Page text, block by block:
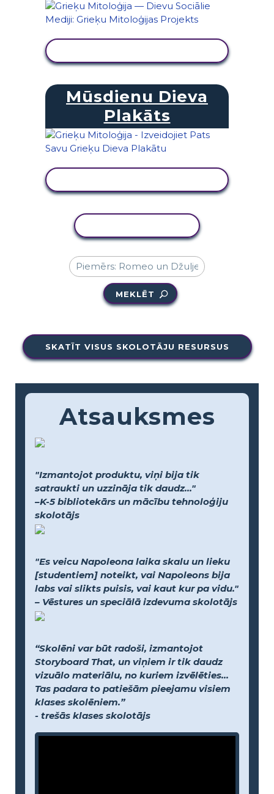
Mūsdienu Dieva
Plakāts
MEKLĒT
SKATĪT VISUS SKOLOTĀJU RESURSUS
Atsauksmes
"Izmantojot produktu, viņi bija tik
satraukti un uzzināja tik daudz..."
–K-5 bibliotekārs un mācību tehnoloģiju
skolotājs
"Es veicu Napoleona laika skalu un lieku
[studentiem] noteikt, vai Napoleons bija
labs vai slikts puisis, vai kaut kur pa vidu."
– Vēstures un speciālā izdevuma skolotājs
“Skolēni var būt radoši, izmantojot
Storyboard That, un viņiem ir tik daudz
vizuālo materiālu, no kuriem izvēlēties...
Tas padara to patiešām pieejamu visiem
klases skolēniem.”
- trešās klases skolotājs